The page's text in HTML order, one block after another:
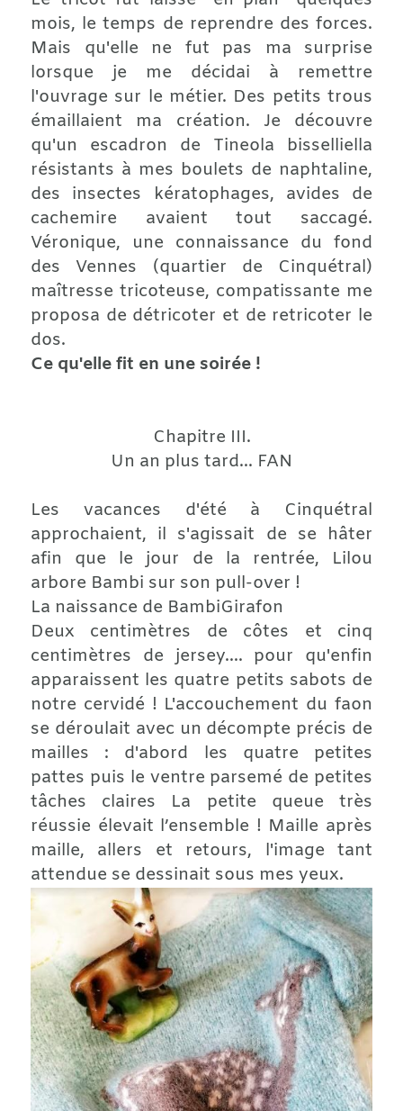
mois, le temps de reprendre des forces.
Mais qu'elle ne fut pas ma surprise
lorsque je me décidai à remettre
l'ouvrage sur le métier. Des petits trous
émaillaient ma création. Je découvre
qu'un escadron de Tineola bisselliella
résistants à mes boulets de naphtaline,
des insectes kératophages, avides de
cachemire avaient tout saccagé.
Véronique, une connaissance du fond
des Vennes (quartier de Cinquétral)
maîtresse tricoteuse, compatissante me
proposa de détricoter et de retricoter le
dos.
Ce qu'elle fit en une soirée !
Chapitre III.
Un an plus tard... FAN
Les vacances d'été à Cinquétral
approchaient, il s'agissait de se hâter
afin que le jour de la rentrée, Lilou
arbore Bambi sur son pull-over !
La naissance de BambiGirafon
Deux centimètres de côtes et cinq
centimètres de jersey.... pour qu'enfin
apparaissent les quatre petits sabots de
notre cervidé ! L'accouchement du faon
se déroulait avec un décompte précis de
mailles : d'abord les quatre petites
pattes puis le ventre parsemé de petites
tâches claires La petite queue très
réussie élevait l’ensemble ! Maille après
maille, allers et retours, l'image tant
attendue se dessinait sous mes yeux.